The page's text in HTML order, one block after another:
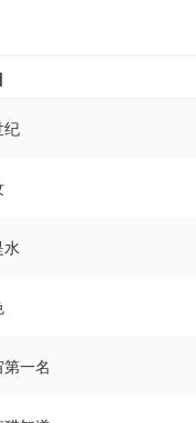
纪
水
一名